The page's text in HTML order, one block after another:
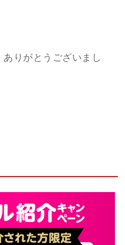
りがとうございまし